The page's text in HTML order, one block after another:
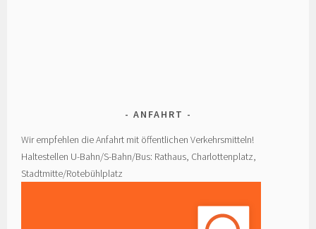
ANFAHRT
Wir empfehlen die Anfahrt mit öffentlichen Verkehrsmitteln!
Haltestellen U-Bahn/S-Bahn/Bus: Rathaus, Charlottenplatz,
Stadtmitte/Rotebühlplatz